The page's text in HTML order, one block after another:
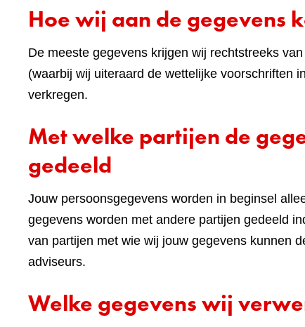
Hoe wij aan de gegevens
De meeste gegevens krijgen wij rechtstreeks
(waarbij wij uiteraard de wettelijke voorschriften
verkregen.
Met welke partijen de
gedeeld
Jouw persoonsgegevens worden in beginsel
gegevens worden met andere partijen gedeeld
van partijen met wie wij jouw gegevens kunnen
adviseurs.
Welke gegevens wij